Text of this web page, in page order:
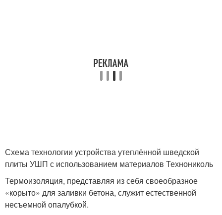
Схема технологии устройства утеплённой шведской
плиты УШП с использованием материалов Технониколь
Термоизоляция, представляя из себя своеобразное
«корыто» для заливки бетона, служит естественной
несъемной опалубкой.